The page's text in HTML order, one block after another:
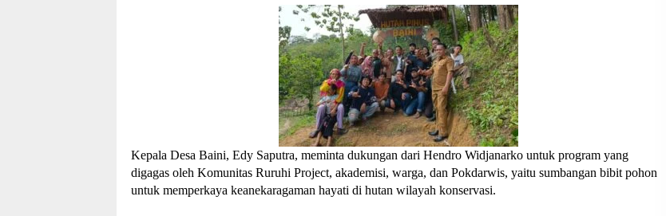
Kepala Desa Baini, Edy Saputra, meminta dukungan dari Hendro Widjanarko untuk program yang
digagas oleh Komunitas Ruruhi Project, akademisi, warga, dan Pokdarwis, yaitu sumbangan bibit pohon
untuk memperkaya keanekaragaman hayati di hutan wilayah konservasi.